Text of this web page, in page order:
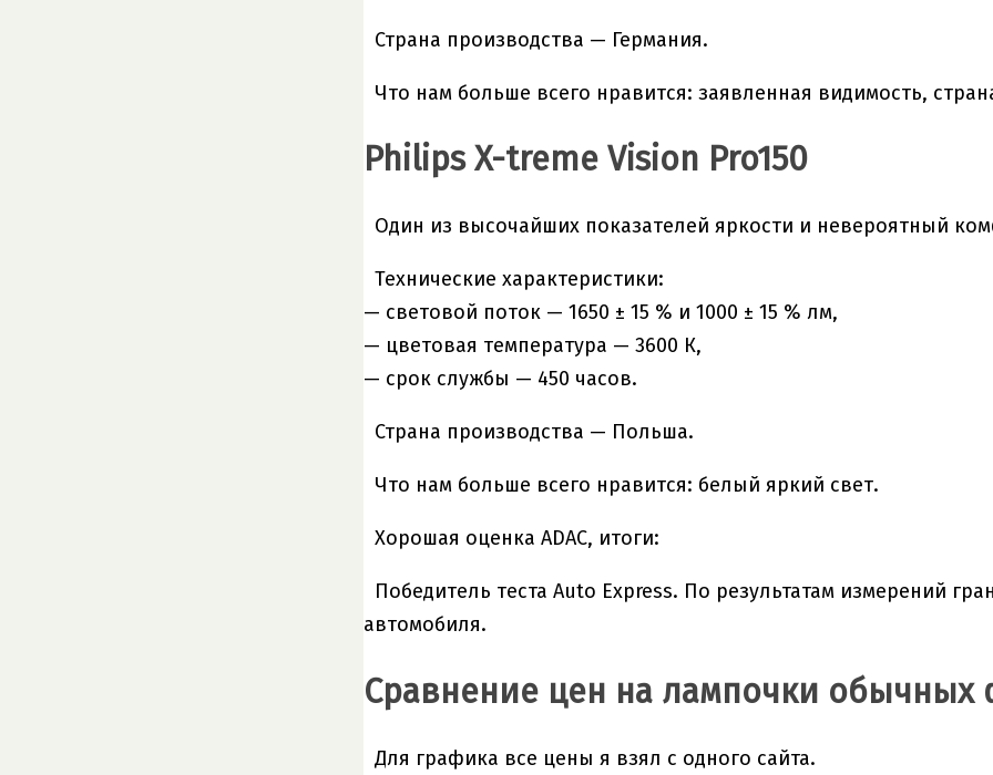
Страна производства — Германия.
Что нам больше всего нравится: заявленная видимость,
Philips X-treme Vision Pro150
Один из высочайших показателей яркости и невероятный
Технические характеристики:
— световой поток — 1650 ± 15 % и 1000 ± 15 % лм,
— цветовая температура — 3600 К,
— срок службы — 450 часов.
Страна производства — Польша.
Что нам больше всего нравится: белый яркий свет.
Хорошая оценка ADAC, итоги:
Победитель теста Auto Express. По результатам измерений
автомобиля.
Сравнение цен на лампочки обычных
Для графика все цены я взял с одного сайта.